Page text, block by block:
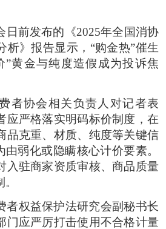
日前发布的《2025年全国消协
析》报告显示，“购金热”催生
”黄金与纯度造假成为投诉焦
者协会相关负责人对记者表
应严格落实明码标价制度，在
品克重、材质、纯度等关键信
由弱化或隐瞒核心计价要素。
入驻商家资质审核、商品质量
者权益保护法研究会副秘书长
门应严厉打击使用不合格计量